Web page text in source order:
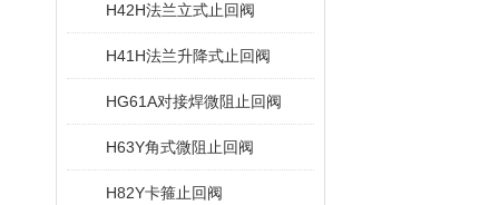
H42H法兰立式止回阀
H41H法兰升降式止回阀
HG61A对接焊微阻止回阀
H63Y角式微阻止回阀
H82Y卡箍止回阀